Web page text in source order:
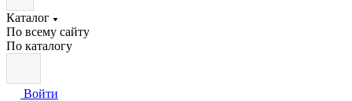
Каталог
По всему сайту
По каталогу
Войти